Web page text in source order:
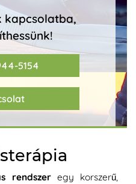
kapcsolatba,
5154
rendszeregy korszerű,